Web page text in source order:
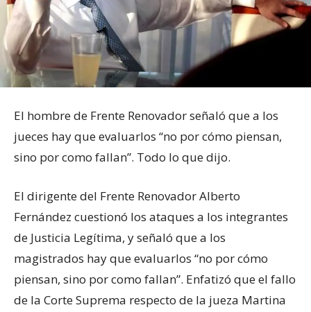
El hombre de Frente Renovador señaló que a los
jueces hay que evaluarlos “no por cómo piensan,
sino por como fallan”. Todo lo que dijo.
El dirigente del Frente Renovador Alberto
Fernández cuestionó los ataques a los integrantes
de Justicia Legítima, y señaló que a los
magistrados hay que evaluarlos “no por cómo
piensan, sino por como fallan”. Enfatizó que el fallo
de la Corte Suprema respecto de la jueza Martina